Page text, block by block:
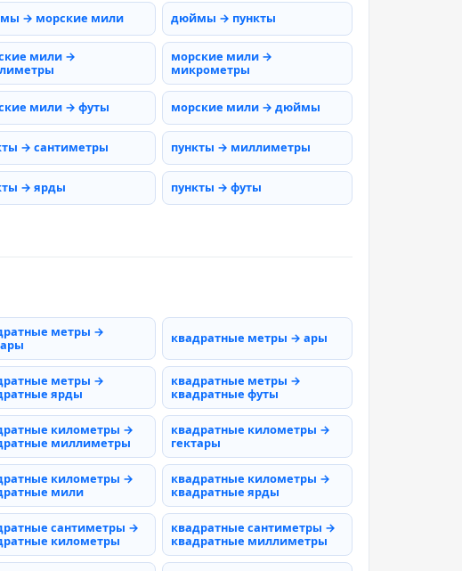
→ морские мили дюймы → пункты
мили →
морские мили →
микрометры
мили → футы морские мили → дюймы
→ сантиметры пункты → миллиметры
→ ярды пункты → футы
метры →
квадратные метры → ары
метры →
ярды
квадратные метры →
квадратные футы
километры →
миллиметры
квадратные километры →
гектары
километры →
мили
квадратные километры →
квадратные ярды
сантиметры →
километры
квадратные сантиметры →
квадратные миллиметры